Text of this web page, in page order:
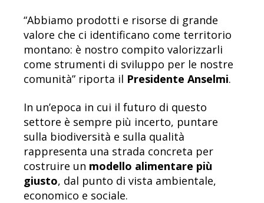
“Abbiamo prodotti e risorse di grande
valore che ci identificano come territorio
montano: è nostro compito valorizzarli
come strumenti di sviluppo per le nostre
comunità” riporta il Presidente Anselmi.
In un’epoca in cui il futuro di questo
settore è sempre più incerto, puntare
sulla biodiversità e sulla qualità
rappresenta una strada concreta per
costruire un modello alimentare più
giusto, dal punto di vista ambientale,
economico e sociale.